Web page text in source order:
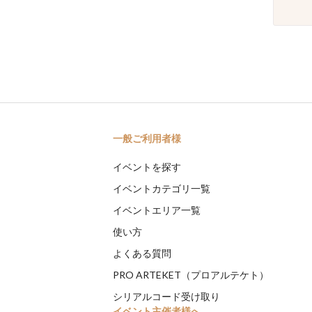
一般ご利用者様
イベントを探す
イベントカテゴリ一覧
イベントエリア一覧
使い方
よくある質問
PRO ARTEKET（プロアルテケト）
シリアルコード受け取り